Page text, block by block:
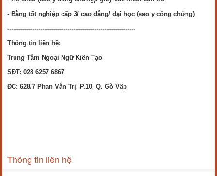
- Bằng tốt nghiệp cấp 3/ cao đẳng/ đại học (sao y công chứng)
------------------------------------------------------------------
Thông tin liên hệ:
Trung Tâm Ngoại Ngữ Kiến Tạo
SĐT: 028 6257 6867
ĐC: 628/7 Phan Văn Trị, P.10, Q. Gò Vấp
Thông tin liên hệ